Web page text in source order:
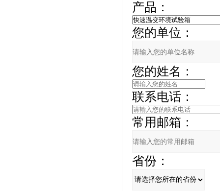
产品：
您的单位：
您的姓名：
联系电话：
常用邮箱：
省份：